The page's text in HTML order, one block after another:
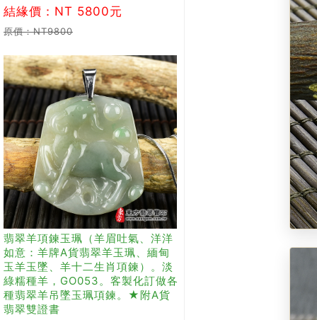
結緣價：NT 5800元
原價：NT9800
翡翠羊項鍊玉珮（羊眉吐氣、洋洋
如意：羊牌A貨翡翠羊玉珮、緬甸
玉羊玉墜、羊十二生肖項鍊）。淡
綠糯種羊，GO053。客製化訂做各
種翡翠羊吊墜玉珮項鍊。★附A貨
翡翠雙證書